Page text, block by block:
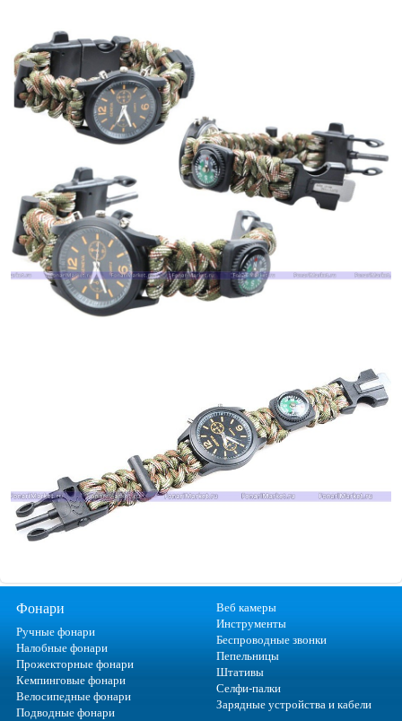
Фонари
Ручные фонари
Налобные фонари
Прожекторные фонари
Кемпинговые фонари
Велосипедные фонари
Подводные фонари
Веб камеры
Инструменты
Беспроводные звонки
Пепельницы
Штативы
Селфи-палки
Зарядные устройства и кабели